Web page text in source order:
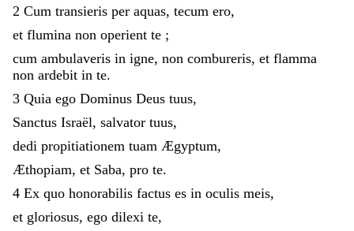
2 Cum transieris per aquas, tecum ero,
et flumina non operient te ;
cum ambulaveris in igne, non combureris, et flamma
non ardebit in te.
3 Quia ego Dominus Deus tuus,
Sanctus Israël, salvator tuus,
dedi propitiationem tuam Ægyptum,
Æthopiam, et Saba, pro te.
4 Ex quo honorabilis factus es in oculis meis,
et gloriosus, ego dilexi te,